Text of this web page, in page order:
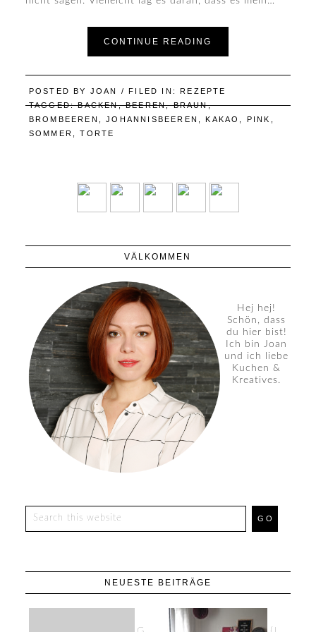
CONTINUE READING
POSTED BY JOAN / FILED IN:REZEPTE
TAGGED:BACKEN,BEEREN,BRAUN,
BROMBEEREN
,JOHANNISBEEREN ,KAKAO PINK
SOMMER
,TORTE
VÄLKOMMEN
Hej hej!
Schön, dass
du hier bist!
Ich bin Joan
und ich liebe
Kuchen &
Kreatives.
NEUESTE BEITRÄGE